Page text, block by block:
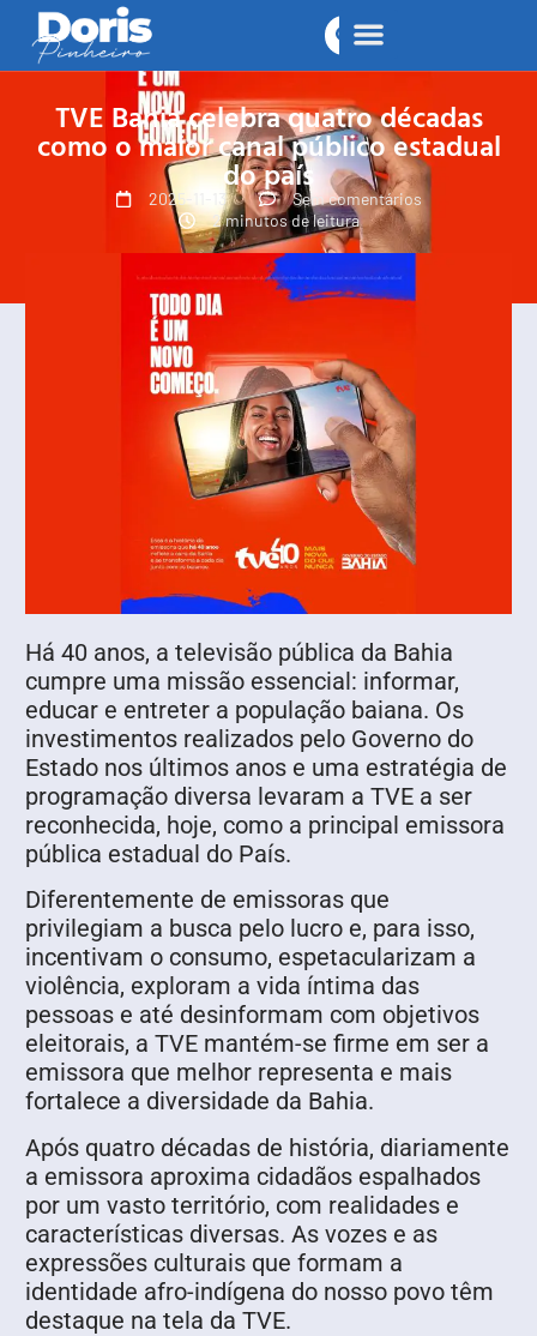
TVE Bahia celebra quatro décadas
como o maior canal público estadual
do país
2025-11-13
Sem comentários
2 minutos de leitura
Há 40 anos, a televisão pública da Bahia
cumpre uma missão essencial: informar,
educar e entreter a população baiana. Os
investimentos realizados pelo Governo do
Estado nos últimos anos e uma estratégia de
programação diversa levaram a TVE a ser
reconhecida, hoje, como a principal emissora
pública estadual do País.
Diferentemente de emissoras que
privilegiam a busca pelo lucro e, para isso,
incentivam o consumo, espetacularizam a
violência, exploram a vida íntima das
pessoas e até desinformam com objetivos
eleitorais, a TVE mantém-se firme em ser a
emissora que melhor representa e mais
fortalece a diversidade da Bahia.
Após quatro décadas de história, diariamente
a emissora aproxima cidadãos espalhados
por um vasto território, com realidades e
características diversas. As vozes e as
expressões culturais que formam a
identidade afro-indígena do nosso povo têm
destaque na tela da TVE.